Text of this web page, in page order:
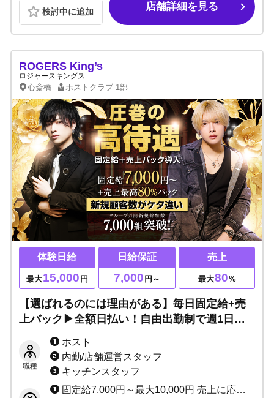
検討中に追加 店舗詳細を見る
ROGERS King’s
ロジャースキングス
心斎橋 ホストクラブ 1部
体験日給
最大15,000 円
日給保証
7,000 円～
売上
最大80%
【選ばれるのには理由がある】毎日固定給+売
上バック▶全額日払い！自由出勤制で週1日～
OK、各種高額賞金あり☆写メ面接OK！当日体
験入店OK！手ぶらで入店可能です♪
職種
ホスト
内勤/店舗運営スタッフ
キッチンスタッフ
固定給7,000円～最大10,000円 売上に応じてインセンティブあり（最低60%～最高80%） ★完全日払い制 ★賞金多数あり ※当店は保証制度ではなく固定給制度です。 保証は売上バックが保証金額を上回れば無くなってしまいますが、 固定給は売上バックが上回っても無くなりません。 「固定給+売上バック」があなたのお給料になります！！ 例：保証の場合、保証1万円で売上バック2万円なら、 売上バック2万円分があなたのお給料です。 固定給の場合、固定1万円で売上バック2万円なら、 固定+売上＝合計3万円がお給料です♪ 固定給は永久に無くなりませんのでご安心ください。